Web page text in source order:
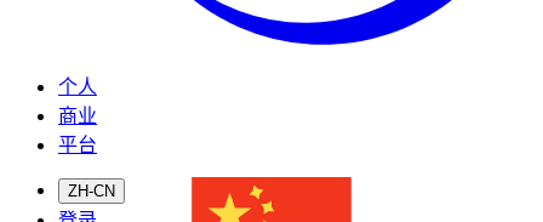
个人
商业
平台
ZH-CN